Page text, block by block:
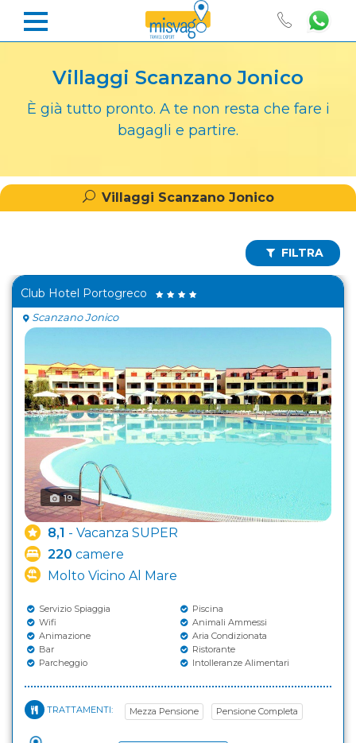
Villaggi Scanzano Jonico
È già tutto pronto. A te non resta che fare i
bagagli e partire.
Villaggi Scanzano Jonico
FILTRA
Club Hotel Portogreco
Scanzano Jonico
19
8,1 - Vacanza SUPER
220 camere
Molto Vicino Al Mare
Servizio Spiaggia
Piscina
Wifi
Animali Ammessi
Animazione
Aria Condizionata
Bar
Ristorante
Parcheggio
Intolleranze Alimentari
TRATTAMENTI: Mezza Pensione Pensione Completa